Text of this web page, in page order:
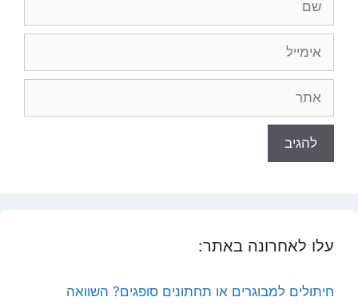
עלו לאחרונה באתר:
חיתולים למבוגרים או תחתונים סופגים? השוואה